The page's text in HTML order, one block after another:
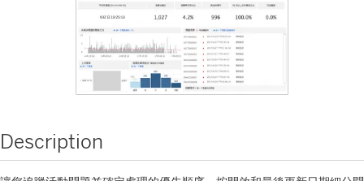
Description